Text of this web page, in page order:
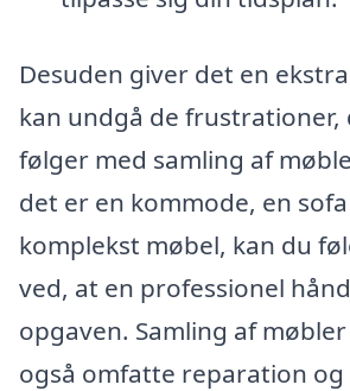
Desuden giver det en
kan undgå de frustrationer,
følger med samling af
det er en kommode, en
komplekst møbel, kan du
ved, at en professionel
opgaven. Samling af
også omfatte reparation og